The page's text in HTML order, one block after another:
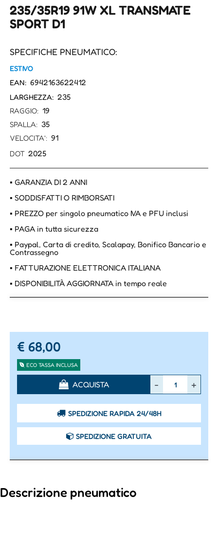
235/35R19 91W XL TRANSMATE
SPORT D1
SPECIFICHE PNEUMATICO:
ESTIVO
EAN: 6942163622412
LARGHEZZA: 235
RAGGIO: 19
SPALLA: 35
VELOCITA': 91
DOT 2025
▪ GARANZIA DI 2 ANNI
▪ SODDISFATTI O RIMBORSATI
▪ PREZZO per singolo pneumatico IVA e PFU inclusi
▪ PAGA in tutta sicurezza
▪ Paypal, Carta di credito, Scalapay, Bonifico Bancario e
Contrassegno
▪ FATTURAZIONE ELETTRONICA ITALIANA
▪ DISPONIBILITÀ AGGIORNATA in tempo reale
€ 68,00
ECO TASSA INCLUSA
ACQUISTA
SPEDIZIONE RAPIDA 24/48H
SPEDIZIONE GRATUITA
Descrizione pneumatico